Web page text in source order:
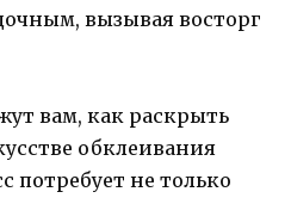
вызывая восторг
вам, как раскрыть
обклеивания
потребует не только